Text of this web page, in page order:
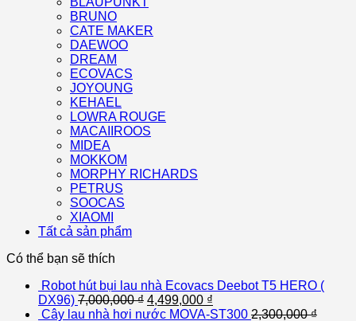
BRUNO
CATE MAKER
DAEWOO
DREAM
ECOVACS
JOYOUNG
KEHAEL
LOWRA ROUGE
MACAIIROOS
MIDEA
MOKKOM
MORPHY RICHARDS
PETRUS
SOOCAS
XIAOMI
Tất cả sản phẩm
Có thể bạn sẽ thích
Robot hút bụi lau nhà Ecovacs Deebot T5 HERO (
DX96) 7,000,000₫ 4,499,000 ₫
Cây lau nhà hơi nước MOVA-ST300 2,300,000₫